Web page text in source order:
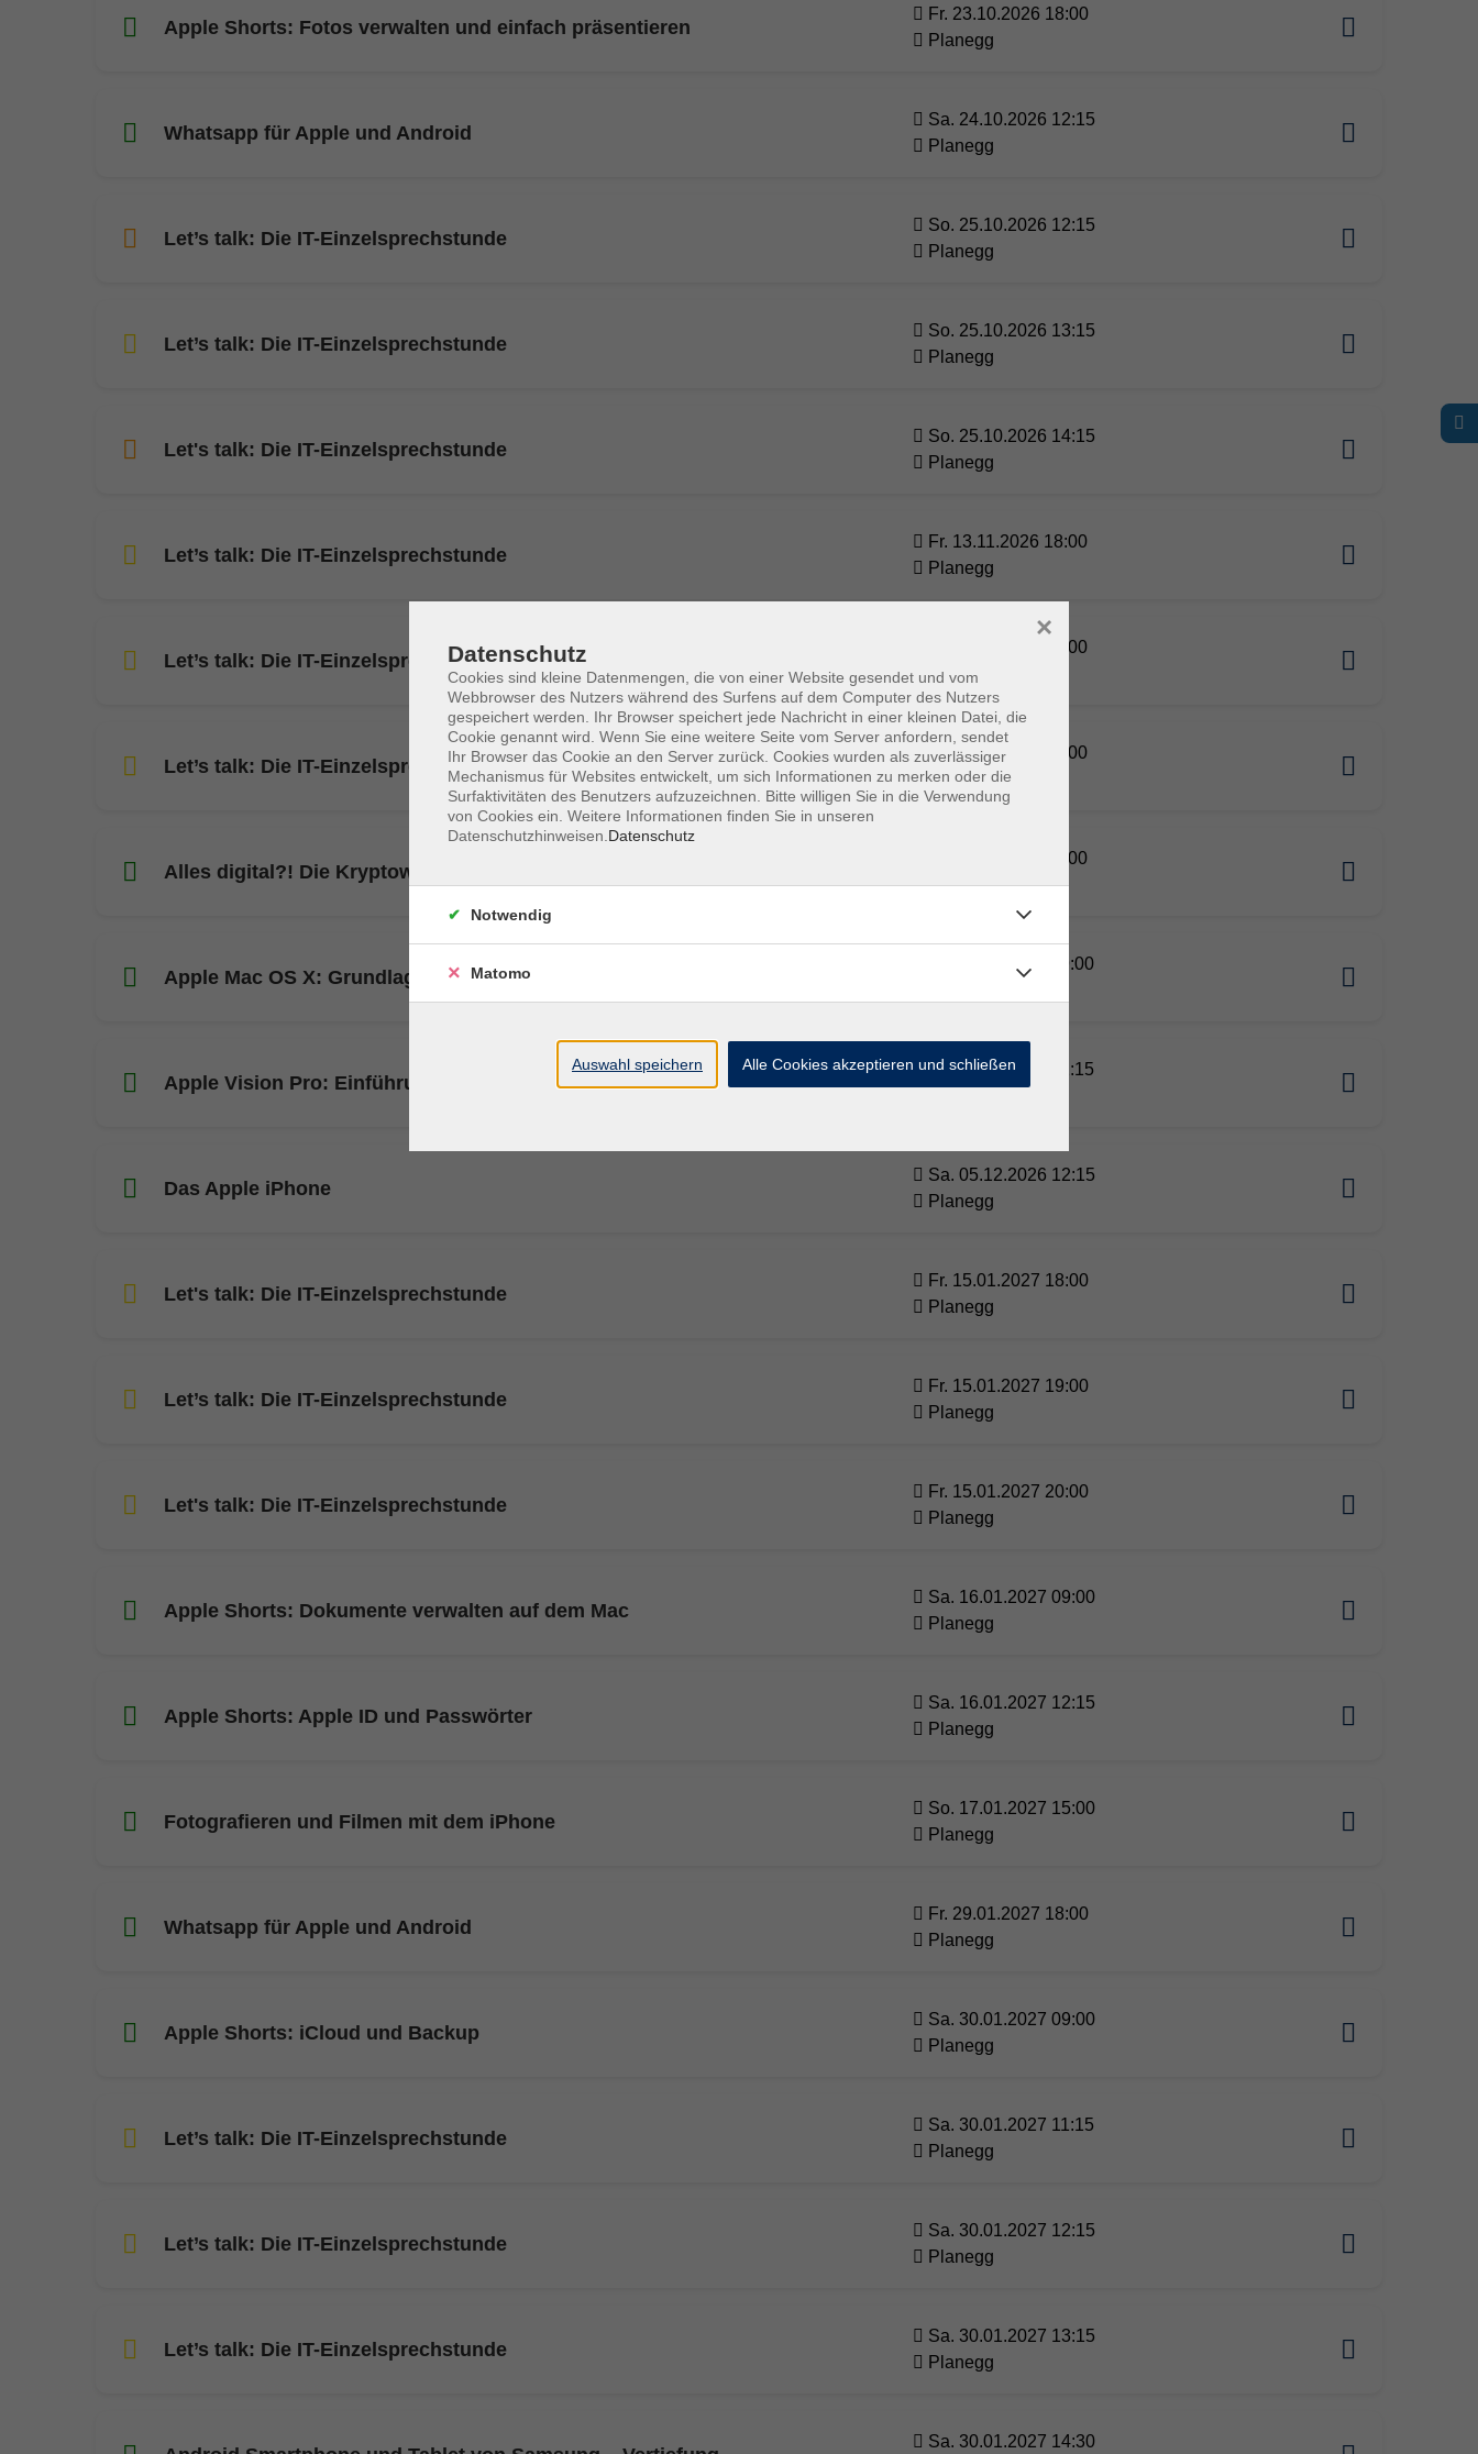
Apple Shorts: Fotos verwalten und einfach präsentieren
Fr. 23.10.2026 18:00
Planegg
Whatsapp für Apple und Android
Sa. 24.10.2026 12:15
Planegg
Let’s talk: Die IT-Einzelsprechstunde
So. 25.10.2026 12:15
Planegg
Let’s talk: Die IT-Einzelsprechstunde
So. 25.10.2026 13:15
Planegg
Let's talk: Die IT-Einzelsprechstunde
So. 25.10.2026 14:15
Planegg
Let’s talk: Die IT-Einzelsprechstunde
Fr. 13.11.2026 18:00
Planegg
Let’s talk: Die IT-Einzelsprechstunde
Fr. 13.11.2026 19:00
Planegg
Let’s talk: Die IT-Einzelsprechstunde
Fr. 13.11.2026 20:00
Planegg
Alles digital?! Die Kryptowährung Bitcoins und Alternativen
Fr. 27.11.2026 18:00
Planegg
Apple Mac OS X: Grundlagenkurs
Sa. 28.11.2026 09:00
Apple Vision Pro: Einführung in die spektakuläre Welt der VR
Sa. 28.11.2026 12:15
Das Apple iPhone
Sa. 05.12.2026 12:15
Planegg
Let's talk: Die IT-Einzelsprechstunde
Fr. 15.01.2027 18:00
Planegg
Let’s talk: Die IT-Einzelsprechstunde
Fr. 15.01.2027 19:00
Planegg
Let's talk: Die IT-Einzelsprechstunde
Fr. 15.01.2027 20:00
Planegg
Apple Shorts: Dokumente verwalten auf dem Mac
Sa. 16.01.2027 09:00
Planegg
Apple Shorts: Apple ID und Passwörter
Sa. 16.01.2027 12:15
Planegg
Fotografieren und Filmen mit dem iPhone
So. 17.01.2027 15:00
Planegg
Whatsapp für Apple und Android
Fr. 29.01.2027 18:00
Planegg
Apple Shorts: iCloud und Backup
Sa. 30.01.2027 09:00
Planegg
Let’s talk: Die IT-Einzelsprechstunde
Sa. 30.01.2027 11:15
Planegg
Let’s talk: Die IT-Einzelsprechstunde
Sa. 30.01.2027 12:15
Planegg
Let’s talk: Die IT-Einzelsprechstunde
Sa. 30.01.2027 13:15
Planegg
Sa. 30.01.2027 14:30
Datenschutz
Cookies sind kleine Datenmengen, die von einer Website gesendet und vom
Webbrowser des Nutzers während des Surfens auf dem Computer des Nutzers
gespeichert werden. Ihr Browser speichert jede Nachricht in einer kleinen Datei, die
Cookie genannt wird. Wenn Sie eine weitere Seite vom Server anfordern, sendet
Ihr Browser das Cookie an den Server zurück. Cookies wurden als zuverlässiger
Mechanismus für Websites entwickelt, um sich Informationen zu merken oder die
Surfaktivitäten des Benutzers aufzuzeichnen. Bitte willigen Sie in die Verwendung
von Cookies ein. Weitere Informationen finden Sie in unseren
Datenschutzhinweisen. Datenschutz
×
Notwendig
Matomo
Auswahl speichern Alle Cookies akzeptieren und schließen